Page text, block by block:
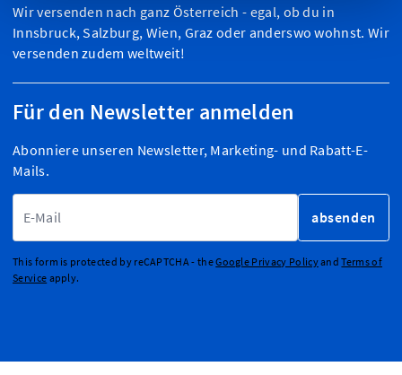
Wir versenden nach ganz Österreich - egal, ob du in
Innsbruck, Salzburg, Wien, Graz oder anderswo wohnst. Wir
versenden zudem weltweit!
Für den Newsletter anmelden
Abonniere unseren Newsletter, Marketing- und Rabatt-E-
Mails.
absenden
This form is protected by reCAPTCHA - theGoogle Privacy PolicyandTerms of
Service apply.